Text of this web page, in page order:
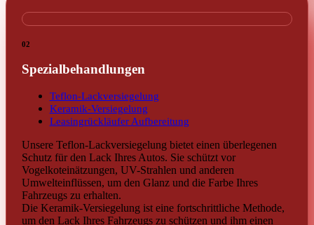
02
Spezialbehandlungen
Teflon-Lackversiegelung
Keramik-Versiegelung
Leasingrückläufer Aufbereitung
Unsere Teflon-Lackversiegelung bietet einen überlegenen
Schutz für den Lack Ihres Autos. Sie schützt vor
Vogelkoteinätzungen, UV-Strahlen und anderen
Umwelteinflüssen, um den Glanz und die Farbe Ihres
Fahrzeugs zu erhalten.
Die Keramik-Versiegelung ist eine fortschrittliche Methode,
um den Lack Ihres Fahrzeugs zu schützen und ihm einen